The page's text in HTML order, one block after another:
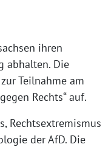
ihren
abhalten. Die
Teilnahme am
Rechts“ auf.
Rechtsextremismus
der AfD. Die